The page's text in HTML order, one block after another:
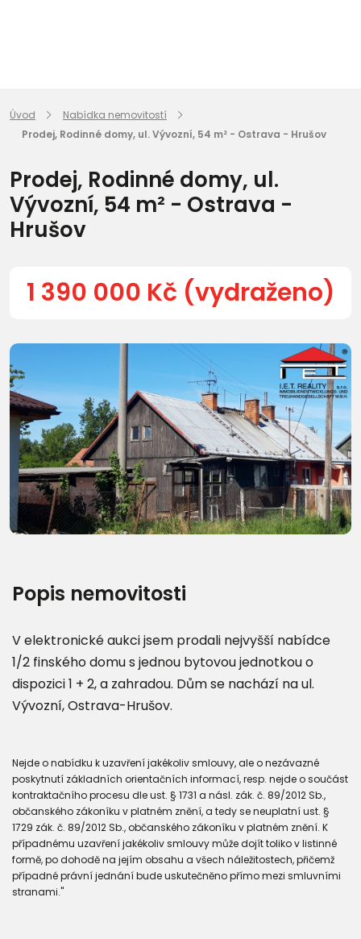
Úvod
Nabídka nemovitostí
Prodej, Rodinné domy, ul. Vývozní, 54 m² - Ostrava - Hrušov
Prodej, Rodinné domy, ul.
Vývozní, 54 m² - Ostrava -
Hrušov
1 390 000 Kč (vydraženo)
Popis nemovitosti
V elektronické aukci jsem prodali nejvyšší nabídce
1/2 finského domu s jednou bytovou jednotkou o
dispozici 1 + 2, a zahradou. Dům se nachází na ul.
Vývozní, Ostrava-Hrušov.
Nejde o nabídku k uzavření jakékoliv smlouvy, ale o nezávazné
poskytnutí základních orientačních informací, resp. nejde o součást
kontraktačního procesu dle ust. § 1731 a násl. zák. č. 89/2012 Sb.,
občanského zákoníku v platném znění, a tedy se neuplatní ust. §
1729 zák. č. 89/2012 Sb., občanského zákoníku v platném znění. K
případnému uzavření jakékoliv smlouvy může dojít toliko v listinné
formě, po dohodě na jejím obsahu a všech náležitostech, přičemž
případné právní jednání bude uskutečněno přímo mezi smluvními
stranami."